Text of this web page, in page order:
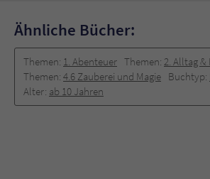
Ähnliche Bücher:
Themen: 1. Abenteuer Themen: 2. Alltag &
Themen: 4.6 Zauberei und Magie Buchtyp:
Alter: ab 10 Jahren